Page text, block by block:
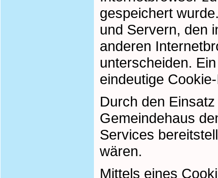
gespeichert
und Servern, den
anderen
unterscheiden.
eindeutige
Durch den
Gemeindehaus
Services
wären.
Mittels eines